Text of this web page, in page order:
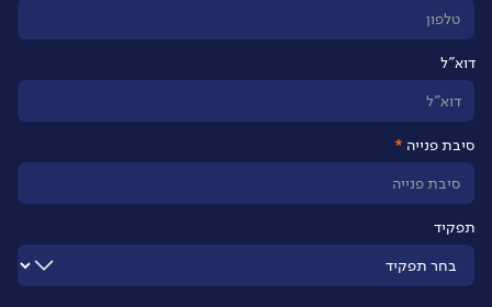
דוא"ל
סיבת פנייה
תפקיד